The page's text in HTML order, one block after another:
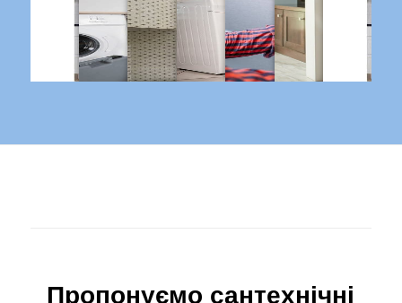
Пропонуємо сантехнічні